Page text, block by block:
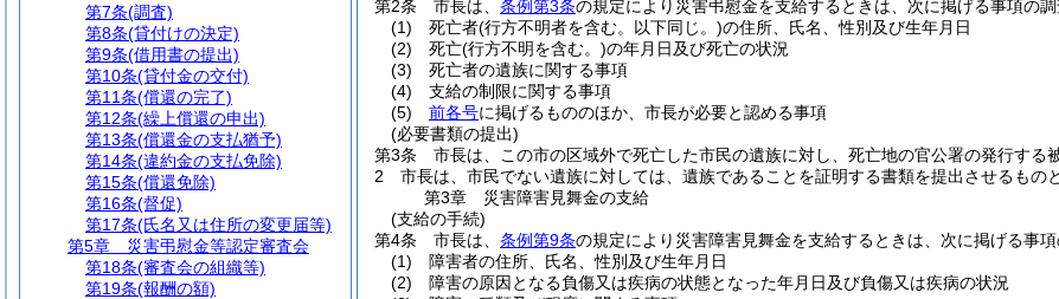
第2条
市長は、 条例第3条の規定により災害弔慰金を支給するときは、次に掲げる事項の
(1)
死亡者(行方不明者を含む。以下同じ。)の住所、氏名、性別及び生年月日
(2)
死亡(行方不明を含む。)の年月日及び死亡の状況
(3)
死亡者の遺族に関する事項
(4)
支給の制限に関する事項
(5)
前各号に掲げるもののほか、市長が必要と認める事項
(必要書類の提出)
第3条
市長は、この市の区域外で死亡した市民の遺族に対し、死亡地の官公署の発行する
2
市長は、市民でない遺族に対しては、遺族であることを証明する書類を提出させるものと
第3章
災害障害見舞金の支給
(支給の手続)
第4条
市長は、 条例第9条の規定により災害障害見舞金を支給するときは、次に掲げる事
(1)
障害者の住所、氏名、性別及び生年月日
(2)
障害の原因となる負傷又は疾病の状態となった年月日及び負傷又は疾病の状況
第7条(調査)
第8条(貸付けの決定)
第9条(借用書の提出)
第10条(貸付金の交付)
第11条(償還の完了)
第12条(繰上償還の申出)
第13条(償還金の支払猶予)
第14条(違約金の支払免除)
第15条(償還免除)
第16条(督促)
第17条(氏名又は住所の変更届等)
第5章
災害弔慰金等認定審査会
第18条(審査会の組織等)
第19条(報酬の額)